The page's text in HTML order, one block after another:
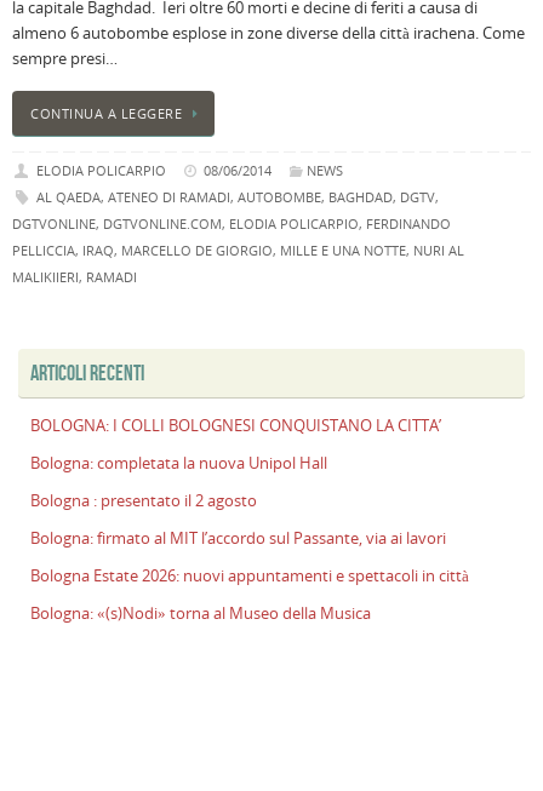
la capitale Baghdad. Ieri oltre 60 morti e decine di feriti a causa di
almeno 6 autobombe esplose in zone diverse della città irachena. Come
sempre presi…
CONTINUA A LEGGERE
ELODIA POLICARPIO 08/06/2014
NEWS
AL QAEDA, ATENEO DI RAMADI, AUTOBOMBE, BAGHDAD, DGTV,
DGTVONLINE, DGTVONLINE.COM, ELODIA POLICARPIO, FERDINANDO
PELLICCIA, IRAQ, MARCELLO DE GIORGIO, MILLE E UNA NOTTE, NURI AL
MALIKIIERI, RAMADI
ARTICOLI RECENTI
BOLOGNA: I COLLI BOLOGNESI CONQUISTANO LA CITTA’
Bologna: completata la nuova Unipol Hall
Bologna : presentato il 2 agosto
Bologna: firmato al MIT l’accordo sul Passante, via ai lavori
Bologna Estate 2026: nuovi appuntamenti e spettacoli in città
Bologna: «(s)Nodi» torna al Museo della Musica